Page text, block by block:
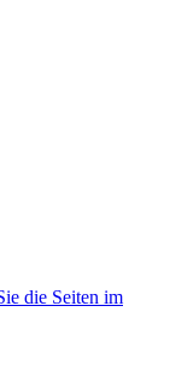
die Seiten im